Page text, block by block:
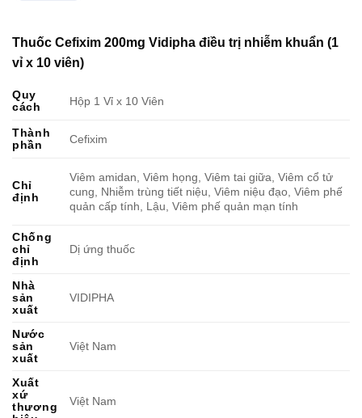
Thuốc Cefixim 200mg Vidipha điều trị nhiễm khuẩn (1
vỉ x 10 viên)
Quy
cách
Hộp 1 Vỉ x 10 Viên
Thành
phần
Cefixim
Chỉ
định
Viêm amidan, Viêm họng, Viêm tai giữa, Viêm cổ tử
cung, Nhiễm trùng tiết niệu, Viêm niệu đạo, Viêm phế
quản cấp tính, Lậu, Viêm phế quản mạn tính
Chống
chỉ
định
Dị ứng thuốc
Nhà
sản
xuất
VIDIPHA
Nước
sản
xuất
Việt Nam
Xuất
xứ
thương
Việt Nam